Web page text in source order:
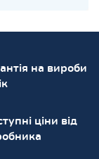
на вироби
ціни від